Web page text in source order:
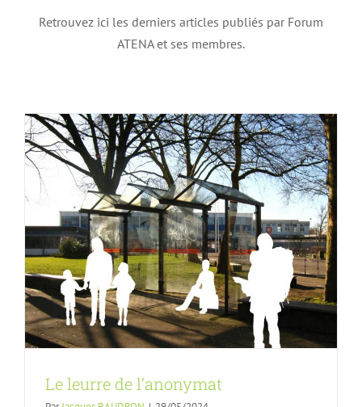
Retrouvez ici les derniers articles publiés par Forum
ATENA et ses membres.
Actualités Article FA n148 Newsletter Forum ATENA
Le leurre de l’anonymat